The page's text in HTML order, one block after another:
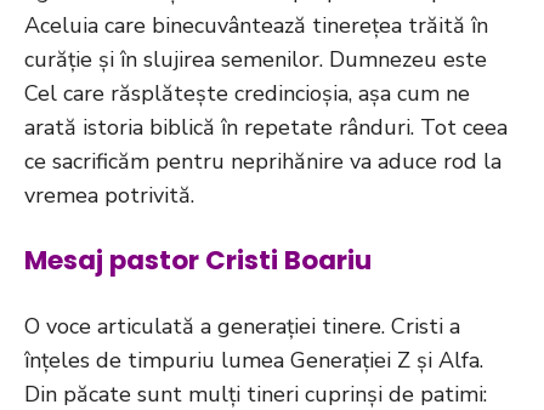
Aceluia care binecuvântează tinerețea trăită în
curăție și în slujirea semenilor. Dumnezeu este
Cel care răsplătește credincioșia, așa cum ne
arată istoria biblică în repetate rânduri. Tot ceea
ce sacrificăm pentru neprihănire va aduce rod la
vremea potrivită.
Mesaj pastor Cristi Boariu
O voce articulată a generației tinere. Cristi a
înțeles de timpuriu lumea Generației Z și Alfa.
Din păcate sunt mulți tineri cuprinși de patimi: